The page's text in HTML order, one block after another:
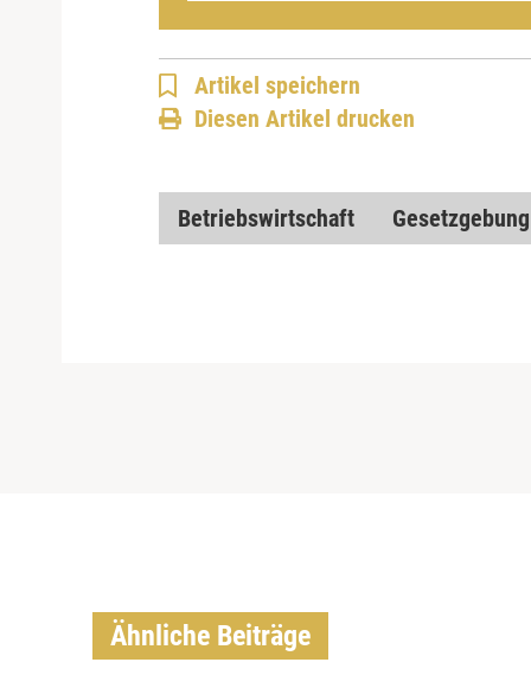
Artikel speichern
Diesen Artikel drucken
Betriebswirtschaft Gesetzgebung
Ähnliche Beiträge